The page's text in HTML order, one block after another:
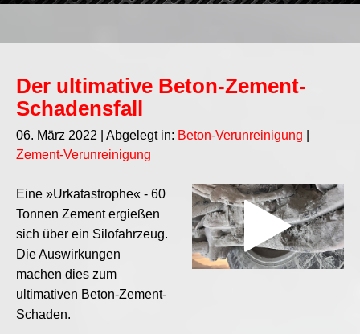
Der ultimative Beton-Zement-
Schadensfall
06. März 2022 | Abgelegt in: Beton-Verunreinigung
Zement-Verunreinigung
Eine »Urkatastrophe« - 60
Tonnen Zement ergießen
sich über ein Silofahrzeug.
Die Auswirkungen
machen dies zum
ultimativen Beton-Zement-
Schaden.